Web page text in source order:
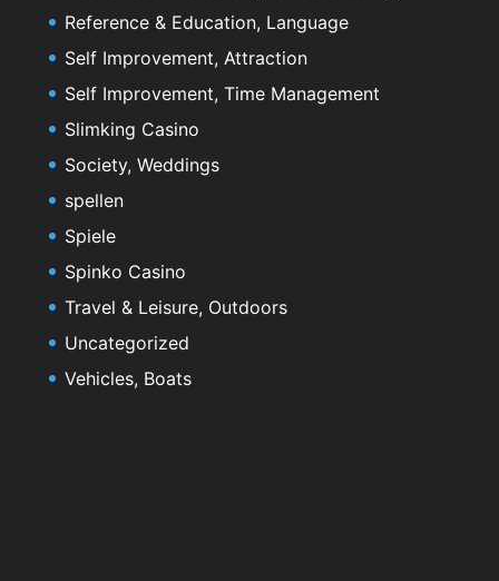
Reference & Education, Language
Self Improvement, Attraction
Self Improvement, Time Management
Slimking Casino
Society, Weddings
spellen
Spiele
Spinko Casino
Travel & Leisure, Outdoors
Uncategorized
Vehicles, Boats